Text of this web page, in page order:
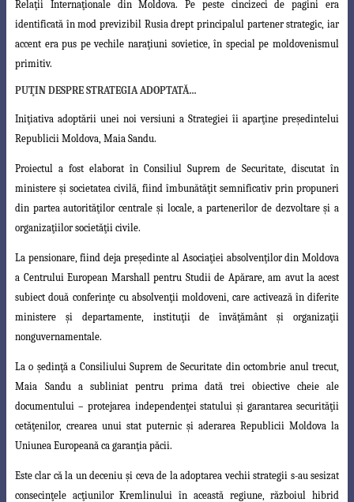
Relaţii Internaţionaledin Moldova. Pe peste cincizeci de pagini era
identificată în mod previzibil Rusiadrept principalul partener strategic, iar
accent era pus pe vechile naraţiuni sovietice, în special pe moldovenismul
primitiv.
PUŢIN DESPRE STRATEGIA ADOPTATĂ…
Iniţiativa adoptării unei noi versiuni a Strategiei îi aparţine preşedintelui
Republicii Moldova, Maia Sandu.
Proiectul a fost elaborat în Consiliul Suprem de Securitate, discutat în
ministereşi societatea civilă, fiind îmbunătăţit semnificativ prin propuneri
din parteaautorităţilor centrale şi locale, a partenerilor de dezvoltare şi a
organizaţiilor societăţii civile.
La pensionare, fiind deja preşedinte al Asociaţiei absolvenţilor din Moldova
a Centrului European Marshall pentru Studii de Apărare, am avut la acest
subiect două conferinţe cu absolvenţii moldoveni, care activează în diferite
ministere şi departamente, instituţii de învăţământ şi organizaţii
nonguvernamentale.
La o şedinţă a Consiliului Suprem de Securitate din octombrie anul trecut,
Maia
Sandu a subliniat pentru prima dată trei obiective cheie ale
documentului – protejarea independenţei statului şi garantarea securităţii
cetăţenilor, crearea unui stat puternic şi aderarea Republicii Moldova la
Uniunea Europeană ca garanţia păcii.
Este clar că la un deceniu şi ceva de la adoptarea vechii strategii s-au sesizat
consecinţele acţiunilor Kremlinului în această regiune, războiul hibrid